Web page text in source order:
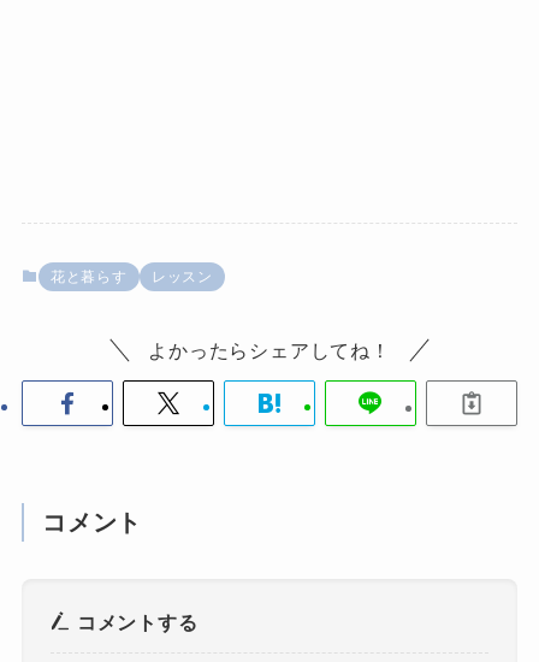
花と暮らす レッスン
よかったらシェアしてね！
コメント
コメントする